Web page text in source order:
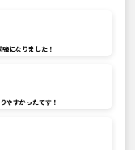
になりました！
やすかったです！